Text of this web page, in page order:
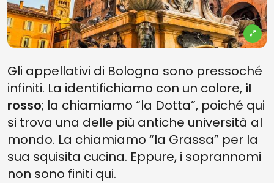
Gli appellativi di Bologna sono pressoché
infiniti. La identifichiamo con un colore, il
rosso; la chiamiamo “la Dotta”, poiché qui
si trova una delle più antiche università al
mondo. La chiamiamo “la Grassa” per la
sua squisita cucina. Eppure, i soprannomi
non sono finiti qui.